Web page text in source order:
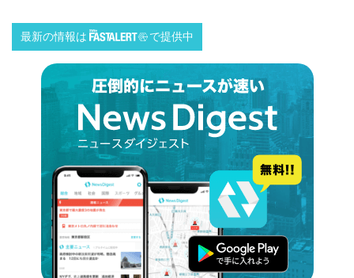
最新の情報は で提供中